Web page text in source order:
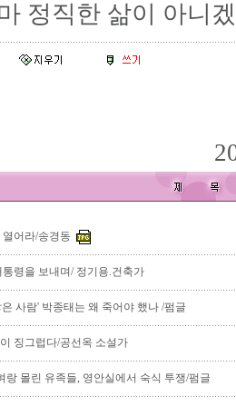
정직한 삶이 아니
어라/송경동
통령을 보내며/ 정기용.건축가
사람' 박종태는 왜 죽어야 했나 /펌글
징그럽다/공선옥 소설가
랑 몰린 유족들, 영안실에서 숙식 투쟁/펌글